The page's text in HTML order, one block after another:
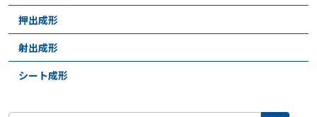
押出成形
射出成形
シート成形